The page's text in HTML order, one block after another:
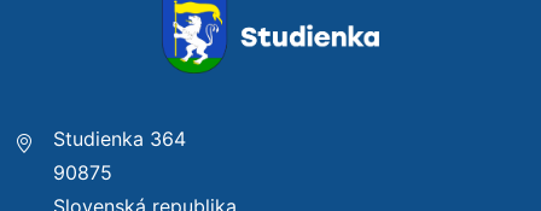
Studienka 364
90875
Slovenská republika